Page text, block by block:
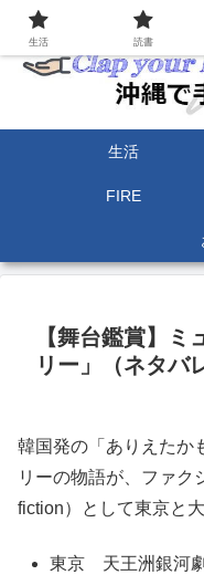
生活
FIRE
【舞台鑑賞】ミ
リー」（ネタバ
韓国発の「ありえたか
リーの物語が、ファク
fiction）として東京と
東京 天王洲銀河
生活 読書